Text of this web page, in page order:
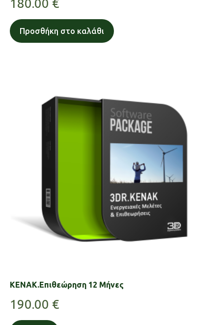
180.00 €
Προσθήκη στο καλάθι
KENAK.Επιθεώρηση 12 Μήνες
190.00 €